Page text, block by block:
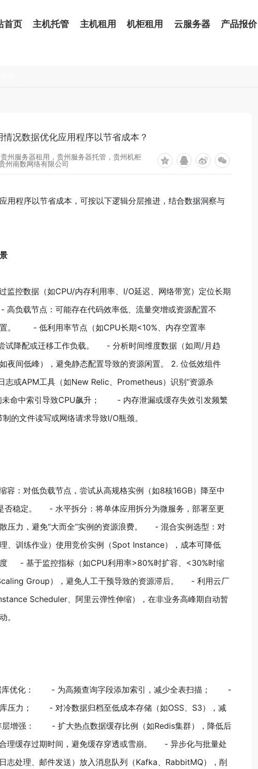
首页 主机托管 主机租用 机柜租用 云服务器 产品报价
况数据优化应用程序以节省成本？
州服务器租用，贵州服务器托管，贵州机柜
州南数网络有限公司
用程序以节省成本，可按以下逻辑分层推进，结合数据洞察与
控数据（如CPU/内存利用率、I/O延迟、网络带宽）定位长期
载节点：可能存在代码效率低、流量突增或资源配置不
置。 - 低利用率节点（如CPU长期<10%、内存空置率
试降配或迁移工作负载。 - 分析时间维度数据（如周/月趋
夜间低峰），避免静态配置导致的资源闲置。 2. 位低效组件
志或APM工具（如New Relic、Prometheus）识别“资源杀
命中索引导致CPU飙升； - 内存泄漏或缓存失效引发频繁
文件读写或网络请求导致I/O瓶颈。
：对低负载节点，尝试从高规格实例（如8核16GB）降至中
否稳定。 - 水平拆分：将单体应用拆分为微服务，部署至更
压力，避免“大而全”实例的资源浪费。 - 混合实例选型：对
、训练作业）使用竞价实例（Spot Instance），成本可降低
- 基于监控指标（如CPU利用率>80%时扩容、<30%时缩
Group），避免人工干预导致的资源滞后。 - 利用云厂
Scheduler、阿里云弹性伸缩），在非业务高峰期自动暂
。
库优化： - 为高频查询字段添加索引，减少全表扫描； -
库压力； - 对冷数据归档至低成本存储（如OSS、S3），减
增强： - 扩大热点数据缓存比例（如Redis集群），降低后
缓存过期时间，避免缓存穿透或雪崩。 - 异步化与批量处
处理、邮件发送）放入消息队列（Kafka、RabbitMQ），削